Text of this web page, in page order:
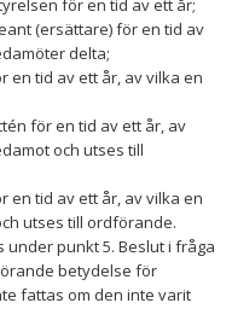
för en tid av ett år;
(ersättare) för en tid av
delta;
en tid av ett år, av vilka en
för en tid av ett år, av
och utses till
en tid av ett år, av vilka en
utses till ordförande.
punkt 5. Beslut i fråga
betydelse för
fattas om den inte varit